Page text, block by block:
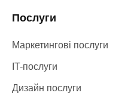
Послуги
Маркетингові послуги
IT-послуги
Дизайн послуги